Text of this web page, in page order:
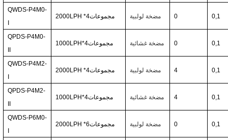
QWDS-P4M0-
I
2000LPH *4مجموعات مضخة لولبية 0 0,1
QPDS-P4M0-
II
1000LPH*4مجموعات مضخة غشائية 0 0,1
QWDS-P4M2-
I
2000LPH *4مجموعات مضخة لولبية 4 0,1
QPDS-P4M2-
II
1000LPH*4مجموعات مضخة غشائية 4 0,1
QWDS-P6M0-
I
2000LPH *6مجموعات مضخة لولبية 0 0,1